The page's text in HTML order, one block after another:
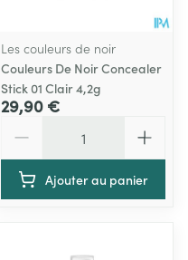
Les couleurs de noir
Couleurs De Noir Concealer
Stick 01 Clair 4,2g
29,90 €
Ajouter au panier